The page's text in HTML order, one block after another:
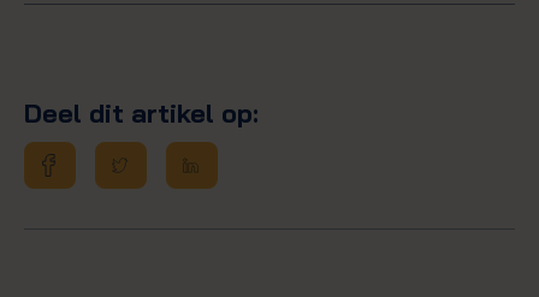
Deel dit artikel op: